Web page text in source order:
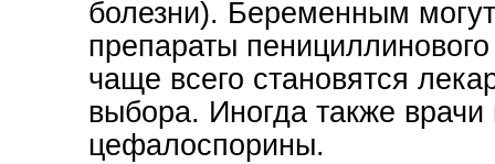
болезни). Беременным
препараты
чаще всего становятся
выбора. Иногда также
цефалоспорины.